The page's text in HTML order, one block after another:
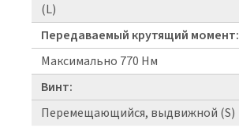
(L)
Передаваемый крутящий момент:
Максимально 770 Нм
Винт:
Перемещающийся, выдвижной (S)